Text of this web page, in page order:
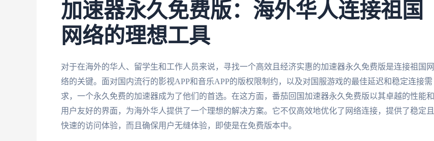
加速器永久免费版：海外华人连接祖国
网络的理想工具
对于在海外的华人、留学生和工作人员来说，寻找一个高效且经济实惠的加速器永久免费版是连接祖国网
络的关键。面对国内流行的影视APP和音乐APP的版权限制约，以及对国服游戏的最佳延迟和稳定连接需
求，一个永久免费的加速器成为了他们的首选。在这方面，番茄回国加速器永久免费版以其卓越的性能和
用户友好的界面，为海外华人提供了一个理想的解决方案。它不仅高效地优化了网络连接，提供了稳定且
快速的访问体验，而且确保用户无缝体验，即使是在免费版本中。